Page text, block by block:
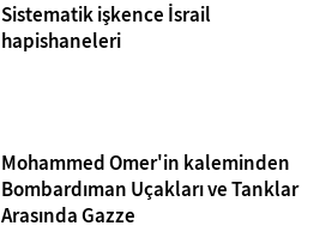
Sistematik işkence İsrail
hapishaneleri
Mohammed Omer'in kaleminden
Bombardıman Uçakları ve Tanklar
Arasında Gazze